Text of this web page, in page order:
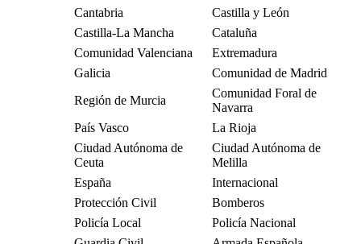
Cantabria
Castilla y León
Castilla-La Mancha
Cataluña
Comunidad Valenciana
Extremadura
Galicia
Comunidad de Madrid
Región de Murcia
Comunidad Foral de
Navarra
País Vasco
La Rioja
Ciudad Autónoma de
Ceuta
Ciudad Autónoma de
Melilla
España
Internacional
Protección Civil
Bomberos
Policía Local
Policía Nacional